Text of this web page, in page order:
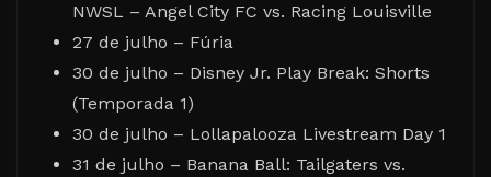
NWSL – Angel City FC vs. Racing Louisville
27 de julho – Fúria
30 de julho – Disney Jr. Play Break: Shorts
(Temporada 1)
30 de julho – Lollapalooza Livestream Day 1
31 de julho – Banana Ball: Tailgaters vs.